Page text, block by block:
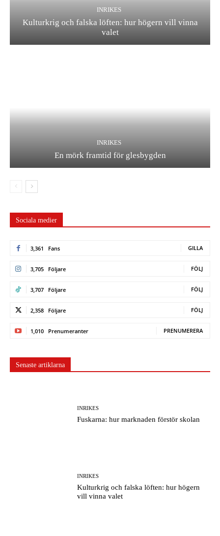
INRIKES
Kulturkrig och falska löften: hur högern vill vinna
valet
INRIKES
En mörk framtid för glesbygden
Sociala medier
3,361 Fans GILLA
3,705 Följare FÖLJ
3,707 Följare FÖLJ
2,358 Följare FÖLJ
1,010 Prenumeranter PRENUMERERA
Senaste artiklarna
INRIKES
Fuskarna: hur marknaden förstör skolan
INRIKES
Kulturkrig och falska löften: hur högern
vill vinna valet